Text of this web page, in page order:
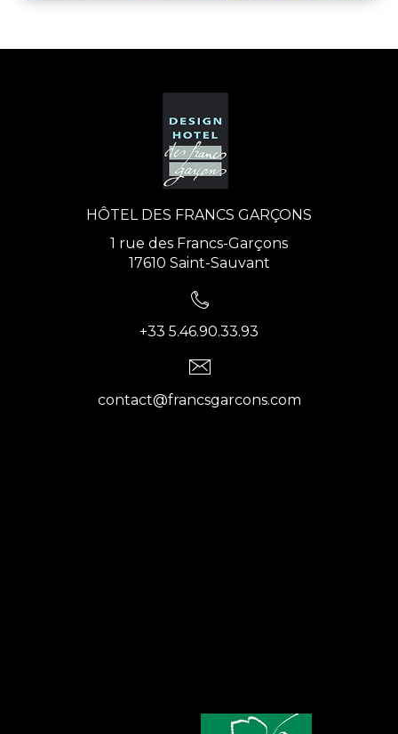
HÔTEL DES FRANCS GARÇONS
1 rue des Francs-Garçons
17610 Saint-Sauvant
+33 5.46.90.33.93
contact@francsgarcons.com